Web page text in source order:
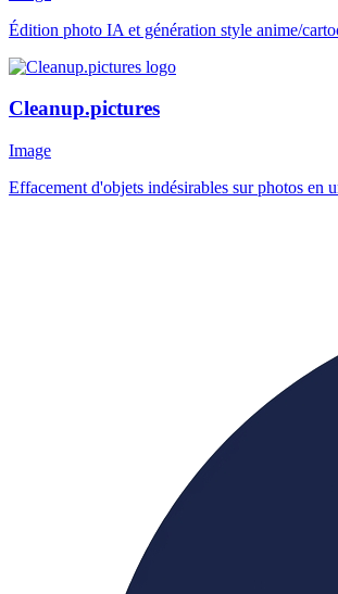
Édition photo IA et génération style anime/
Cleanup.pictures
Image
Effacement d'objets indésirables sur photos en